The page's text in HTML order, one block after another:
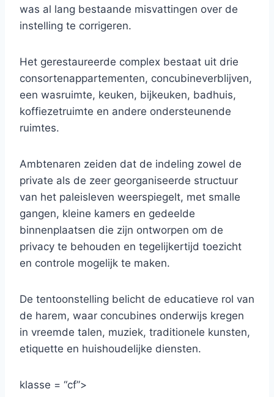
was al lang bestaande misvattingen over de
instelling te corrigeren.
Het gerestaureerde complex bestaat uit drie
consortenappartementen, concubineverblijven,
een wasruimte, keuken, bijkeuken, badhuis,
koffiezetruimte en andere ondersteunende
ruimtes.
Ambtenaren zeiden dat de indeling zowel de
private als de zeer georganiseerde structuur
van het paleisleven weerspiegelt, met smalle
gangen, kleine kamers en gedeelde
binnenplaatsen die zijn ontworpen om de
privacy te behouden en tegelijkertijd toezicht
en controle mogelijk te maken.
De tentoonstelling belicht de educatieve rol van
de harem, waar concubines onderwijs kregen
in vreemde talen, muziek, traditionele kunsten,
etiquette en huishoudelijke diensten.
klasse = “cf”>